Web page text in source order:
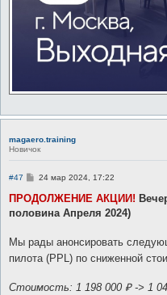
magaero.training
Новичок
#47
С
о
б
щ
и
24 мар 2024, 17:22
ПРОДОЛЖЕНИЕ АКЦИИ!
половина Апреля 2024)
Мы рады анонсировать
пилота (PPL) по сниженной
Стоимость: 1 198 000 ₽ -> 1